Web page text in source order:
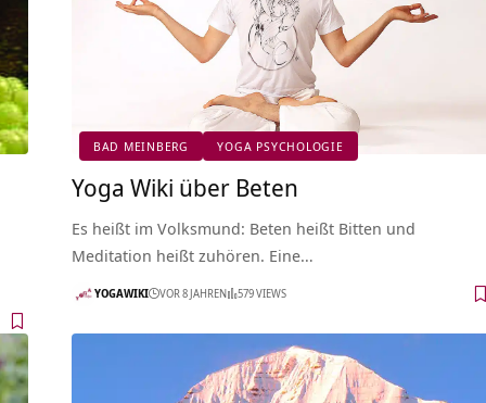
BAD MEINBERG YOGA PSYCHOLOGIE
Yoga Wiki über Beten
Es heißt im Volksmund: Beten heißt Bitten und
Meditation heißt zuhören. Eine…
YOGAWIKI VOR 8 JAHREN 579 VIEWS